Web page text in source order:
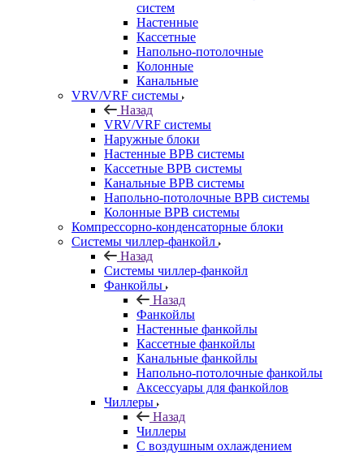
систем
Настенные
Кассетные
Напольно-потолочные
Колонные
Канальные
VRV/VRF системы
Назад
VRV/VRF системы
Наружные блоки
Настенные ВРВ системы
Кассетные ВРВ системы
Канальные ВРВ системы
Напольно-потолочные ВРВ системы
Колонные ВРВ системы
Компрессорно-конденсаторные блоки
Системы чиллер-фанкойл
Назад
Системы чиллер-фанкойл
Фанкойлы
Назад
Фанкойлы
Настенные фанкойлы
Кассетные фанкойлы
Канальные фанкойлы
Напольно-потолочные фанкойлы
Аксессуары для фанкойлов
Чиллеры
Назад
Чиллеры
С воздушным охлаждением